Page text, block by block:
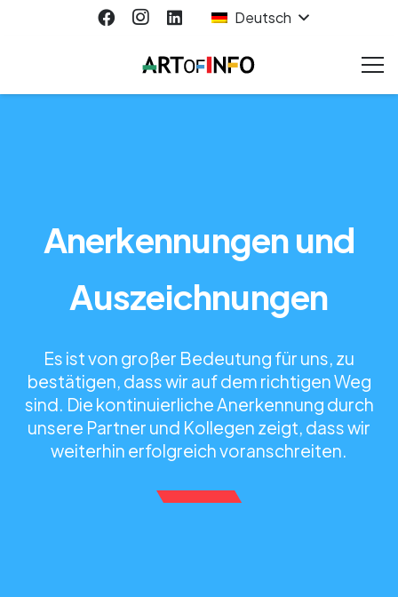
Deutsch
Anerkennungen und
Auszeichnungen
Es ist von großer Bedeutung für uns, zu
bestätigen, dass wir auf dem richtigen Weg
sind. Die kontinuierliche Anerkennung durch
unsere Partner und Kollegen zeigt, dass wir
weiterhin erfolgreich voranschreiten.